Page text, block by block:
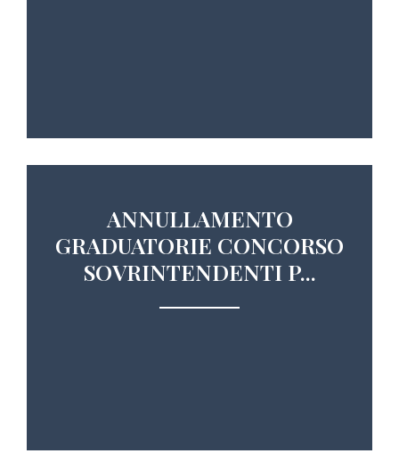
ANNULLAMENTO
GRADUATORIE CONCORSO
SOVRINTENDENTI P...